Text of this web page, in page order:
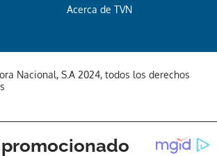
Acerca de TVN
Nacional, S.A 2024, todos los derechos